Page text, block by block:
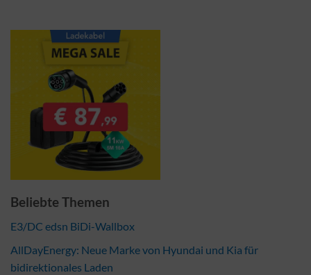
Beliebte Themen
E3/DC edsn BiDi-Wallbox
AllDayEnergy: Neue Marke von Hyundai und Kia für
bidirektionales Laden